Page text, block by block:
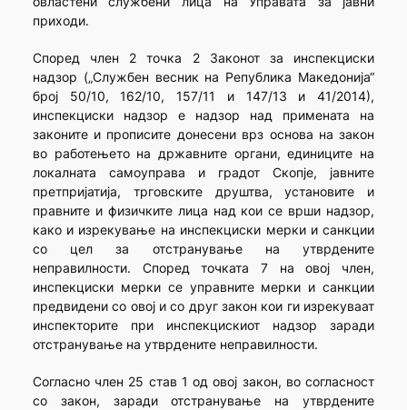
приходи.
Според член 2 точка 2 Законот за инспекциски
надзор („Службен весник на Република Македонија“
број 50/10, 162/10, 157/11 и 147/13 и 41/2014),
инспекциски надзор е надзор над примената на
законите и прописите донесени врз основа на закон
во работењето на државните органи, единиците на
локалната самоуправа и градот Скопје, јавните
претпријатија, трговските друштва, установите и
правните и физичките лица над кои се врши надзор,
како и изрекување на инспекциски мерки и санкции
со цел за отстранување на утврдените
неправилности. Според точката 7 на овој член,
инспекциски мерки се управните мерки и санкции
предвидени со овој и со друг закон кои ги изрекуваат
инспекторите при инспекцискиот надзор заради
отстранување на утврдените неправилности.
Согласно член 25 став 1 од овој закон, во согласност
со закон, заради отстранување на утврдените